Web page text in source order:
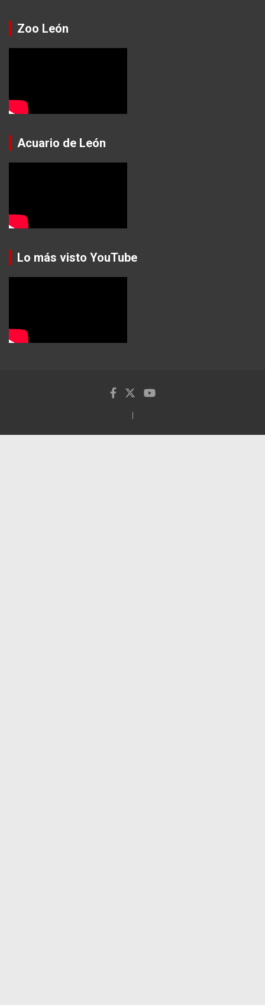
Zoo León
Acuario de León
Lo más visto YouTube